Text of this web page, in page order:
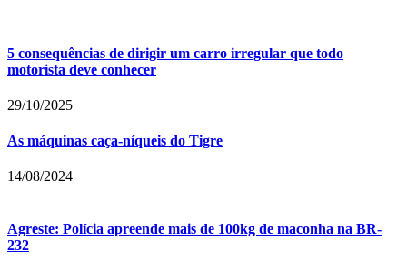
5 consequências de dirigir um carro irregular que todo
motorista deve conhecer
29/10/2025
As máquinas caça-níqueis do Tigre
14/08/2024
Agreste: Polícia apreende mais de 100kg de maconha na BR-
232